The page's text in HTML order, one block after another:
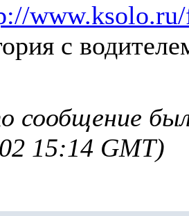
с
сообщение
15:14 GMT)